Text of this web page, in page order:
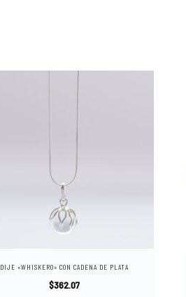
DIJE «WHISKERO» CON CADENA DE PLATA
$362.07